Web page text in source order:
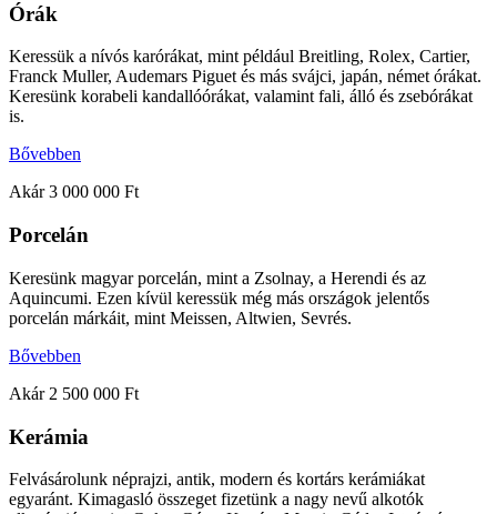
Órák
Keressük a nívós karórákat, mint például Breitling, Rolex, Cartier,
Franck Muller, Audemars Piguet és más svájci, japán, német órákat.
Keresünk korabeli kandallóórákat, valamint fali, álló és zsebórákat
is.
Bővebben
Akár 3 000 000 Ft
Porcelán
Keresünk magyar porcelán, mint a Zsolnay, a Herendi és az
Aquincumi. Ezen kívül keressük még más országok jelentős
porcelán márkáit, mint Meissen, Altwien, Sevrés.
Bővebben
Akár 2 500 000 Ft
Kerámia
Felvásárolunk néprajzi, antik, modern és kortárs kerámiákat
egyaránt. Kimagasló összeget fizetünk a nagy nevű alkotók